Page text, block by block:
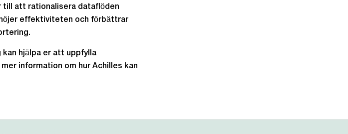
till att rationalisera dataflöden
effektiviteten och förbättrar
kan hjälpa er att uppfylla
mer information om hur Achilles kan